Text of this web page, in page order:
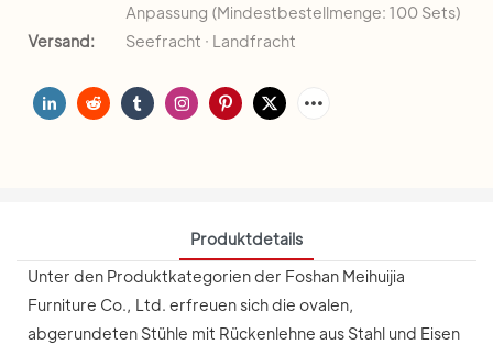
Anpassung (Mindestbestellmenge: 100 Sets)
Versand:
Seefracht · Landfracht
Produktdetails
Unter den Produktkategorien der Foshan Meihuijia
Furniture Co., Ltd. erfreuen sich die ovalen,
abgerundeten Stühle mit Rückenlehne aus Stahl und Eisen